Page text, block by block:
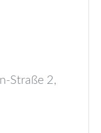
Straße 2,